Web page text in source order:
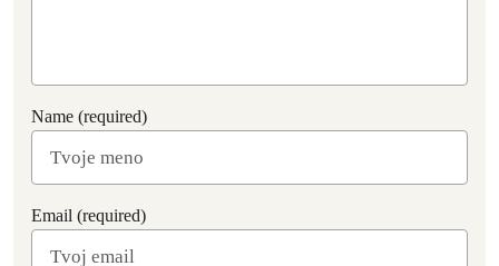
Name (required)
Email (required)